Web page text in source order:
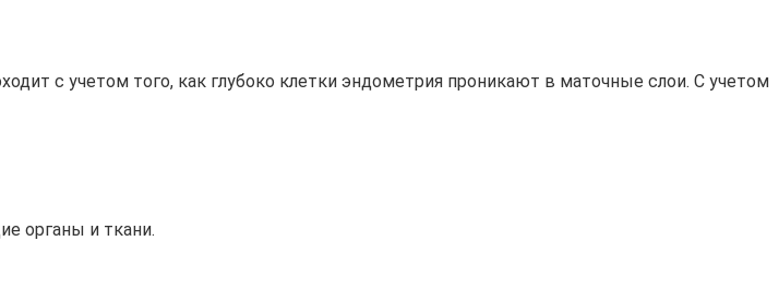
с учетом того, как глубоко клетки эндометрия проникают в маточные слои. С учетом
органы и ткани.